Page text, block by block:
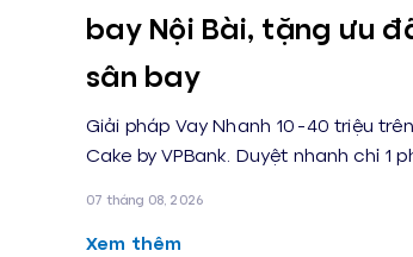
bay Nội Bài, tặng ưu đãi 20% cho khách đi/đến
sân bay
Giải pháp Vay Nhanh 10-40 triệu
Cake by VPBank. Duyệt nhanh chỉ 1
07 tháng 08, 2026
Xem thêm